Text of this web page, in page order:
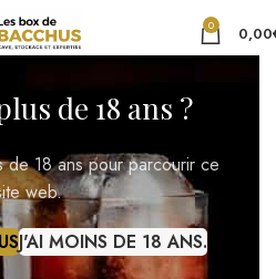
de 18 ans ?
de 18 ans pour parcourir ce
web.
J'AI MOINS DE 18 ANS.
0 0,00